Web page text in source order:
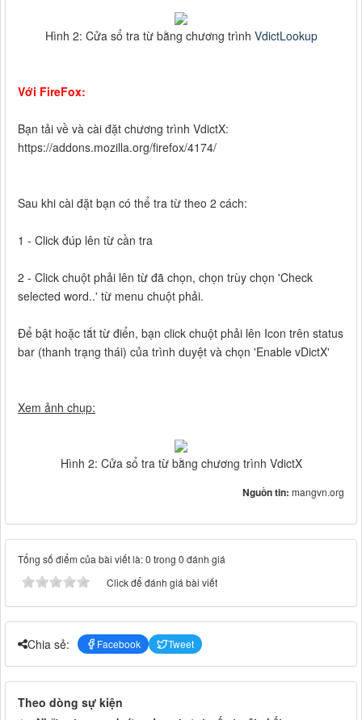
Hình 2: Cửa sổ tra từ bằng chương trình VdictLookup
Với FireFox:
Bạn tải về và cài đặt chương trình VdictX:
https://addons.mozilla.org/firefox/4174/
Sau khi cài đặt bạn có thể tra từ theo 2 cách:
1 - Click đúp lên từ cần tra
2 - Click chuột phải lên từ đã chọn, chọn trùy chọn 'Check
selected word..' từ menu chuột phải.
Để bật hoặc tắt từ điển, bạn click chuột phải lên Icon trên status
bar (thanh trạng thái) của trình duyệt và chọn 'Enable vDictX'
Xem ảnh chụp:
Hình 2: Cửa sổ tra từ bằng chương trình VdictX
Nguồn tin: mangvn.org
Tổng số điểm của bài viết là: 0 trong 0 đánh giá
Click để đánh giá bài viết
Chia sẻ: Facebook Tweet
Theo dòng sự kiện